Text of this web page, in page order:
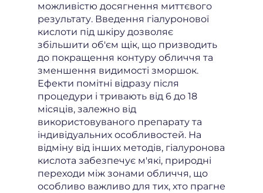
можливістю досягнення миттєвого
результату. Введення гіалуронової
кислоти під шкіру дозволяє
збільшити об'єм щік, що призводить
до покращення контуру обличчя та
зменшення видимості зморшок.
Ефекти помітні відразу після
процедури і тривають від 6 до 18
місяців, залежно від
використовуваного препарату та
індивідуальних особливостей. На
відміну від інших методів, гіалуронова
кислота забезпечує м'які, природні
переходи між зонами обличчя, що
особливо важливо для тих, хто прагне